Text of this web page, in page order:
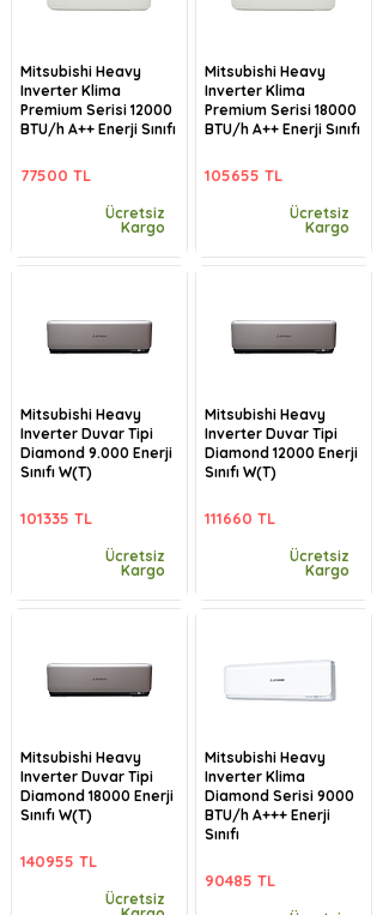
Mitsubishi Heavy
Inverter Klima
Premium Serisi 12000
BTU/h A++ Enerji Sınıfı
77500 TL
Ücretsiz
Kargo
Mitsubishi Heavy
Inverter Duvar Tipi
Diamond 9.000 Enerji
Sınıfı W(T)
101335 TL
Ücretsiz
Kargo
Mitsubishi Heavy
Inverter Duvar Tipi
Diamond 18000 Enerji
Sınıfı W(T)
140955 TL
Ücretsiz
Mitsubishi Heavy
Inverter Klima
Premium Serisi 18000
BTU/h A++ Enerji Sınıfı
105655 TL
Ücretsiz
Kargo
Mitsubishi Heavy
Inverter Duvar Tipi
Diamond 12000 Enerji
Sınıfı W(T)
111660 TL
Ücretsiz
Kargo
Mitsubishi Heavy
Inverter Klima
Diamond Serisi 9000
BTU/h A+++ Enerji
Sınıfı
90485 TL